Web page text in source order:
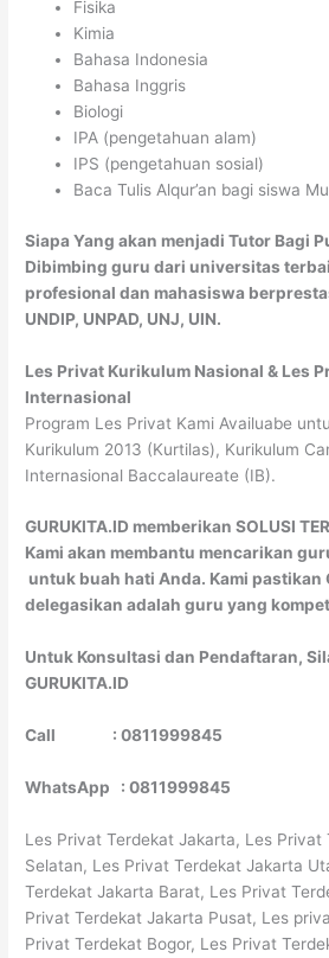
Fisika
Kimia
Bahasa Indonesia
Bahasa Inggris
Biologi
IPA (pengetahuan alam)
IPS (pengetahuan sosial)
Baca Tulis Alqur’an bagi siswa
Siapa Yang akan menjadi Tutor Bagi
Dibimbing guru dari universitas
profesional dan mahasiswa
UNDIP, UNPAD, UNJ, UIN.
Les Privat Kurikulum Nasional & Les
Internasional
Program Les Privat Kami Availuabe
Kurikulum 2013 (Kurtilas), Kurikulum
Internasional Baccalaureate (IB).
GURUKITA.ID memberikan SOLUSI
Kami akan membantu mencarikan
untuk buah hati Anda. Kami pastikan
delegasikan adalah guru yang
Untuk Konsultasi dan Pendaftaran,
GURUKITA.ID
Call : 0811999845
WhatsApp : 0811999845
Les Privat Terdekat Jakarta, Les Privat
Selatan, Les Privat Terdekat Jakarta
Terdekat Jakarta Barat, Les Privat
Privat Terdekat Jakarta Pusat, Les
Privat Terdekat Bogor, Les Privat